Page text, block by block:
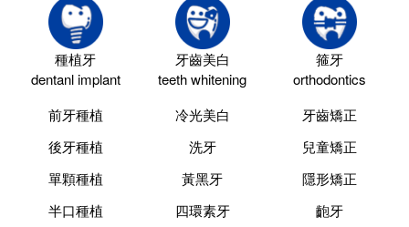
種植牙
dentanl implant
前牙種植
後牙種植
單顆種植
半口種植
牙齒美白
teeth whitening
冷光美白
洗牙
黃黑牙
四環素牙
箍牙
orthodontics
牙齒矯正
兒童矯正
隱形矯正
齙牙